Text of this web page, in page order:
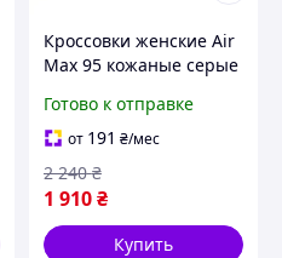
Кроссовки женские Air
Max 95 кожаные серые
Готово к отправке
от 191 ₴/мес
1 910₴
2 240 ₴
Купить